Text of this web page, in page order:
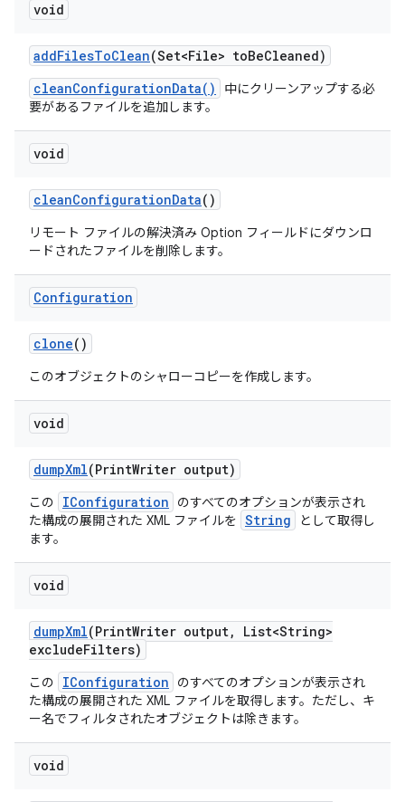
void
addFilesToClean(Set<File> toBeCleaned)
cleanConfigurationData()
中にクリーンアップする必
要があるファイルを追加します。
void
cleanConfigurationData()
リモート ファイルの解決済み Option フィールドにダウンロ
ードされたファイルを削除します。
Configuration
clone()
このオブジェクトのシャローコピーを作成します。
void
dumpXml(PrintWriter output)
この IConfiguration
のすべてのオプションが表示され
た構成の展開された XML ファイルを String
として取得し
ます。
void
dumpXml(PrintWriter output,
List<String>
excludeFilters)
この IConfiguration
のすべてのオプションが表示され
た構成の展開された XML ファイルを取得します。ただし、キ
ー名でフィルタされたオブジェクトは除きます。
void